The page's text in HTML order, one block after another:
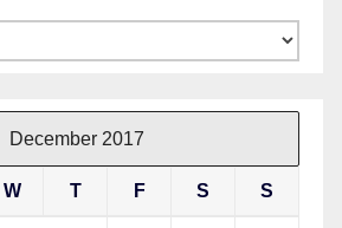
December 2017
W T F S S